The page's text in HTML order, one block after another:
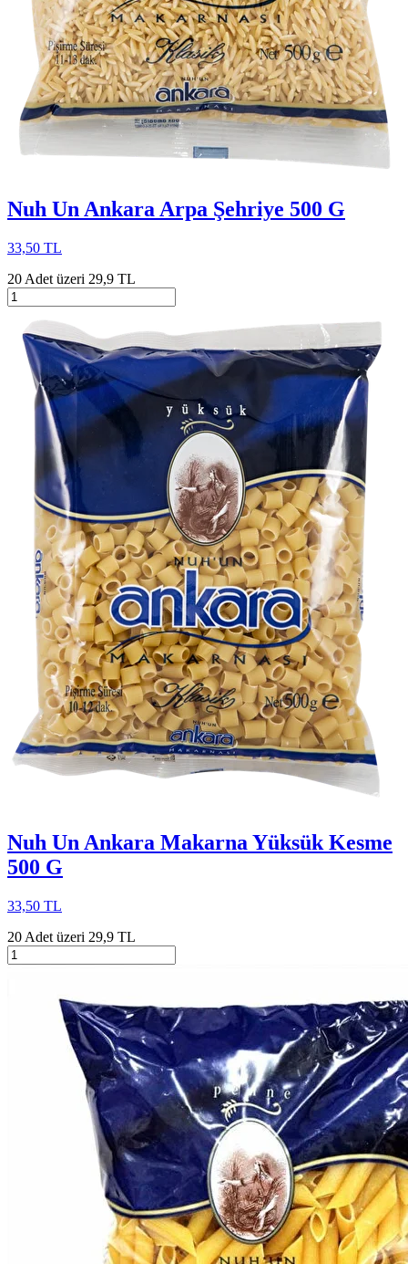
Nuh Un Ankara Arpa Şehriye 500 G
33,50 TL
20 Adet üzeri 29,9 TL
Nuh Un Ankara Makarna Yüksük Kesme
500 G
33,50 TL
20 Adet üzeri 29,9 TL